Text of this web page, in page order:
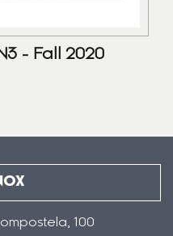
- Fall 2020
100